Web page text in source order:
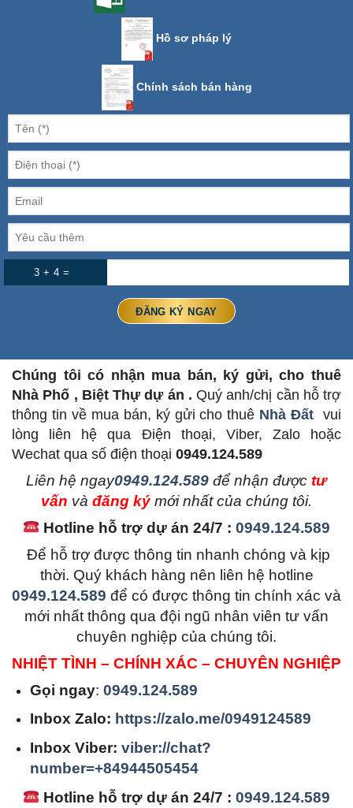
Hồ sơ pháp lý
Chính sách bán hàng
3 + 4 =
Chúng tôi có nhận mua bán, ký gửi, cho thuê
Nhà Phố , Biệt Thự dự án . Quý anh/chị cần hỗ trợ
thông tin về mua bán, ký gửi cho thuê Nhà Đất vui
lòng liên hệ qua Điện thoại, Viber, Zalo hoặc
Wechat qua số điện thoại 0949.124.589
Liên hệ ngay0949.124.589 để nhận được tư
vấn và đăng kýmới nhất của chúng tôi.
Hotline hỗ trợ dự án 24/7 :0949.124.589
Để hỗ trợ được thông tin nhanh chóng và kịp
thời. Quý khách hàng nên liên hệ hotline
0949.124.589 để có được thông tin chính xác và
mới nhất thông qua đội ngũ nhân viên tư vấn
chuyên nghiệp của chúng tôi.
NHIỆT TÌNH – CHÍNH XÁC – CHUYÊN NGHIỆP
Gọi ngay:0949.124.589
Inbox Zalo: https://zalo.me/0949124589
Inbox Viber:viber://chat?
number=+84944505454
Hotline hỗ trợ dự án 24/7 :0949.124.589